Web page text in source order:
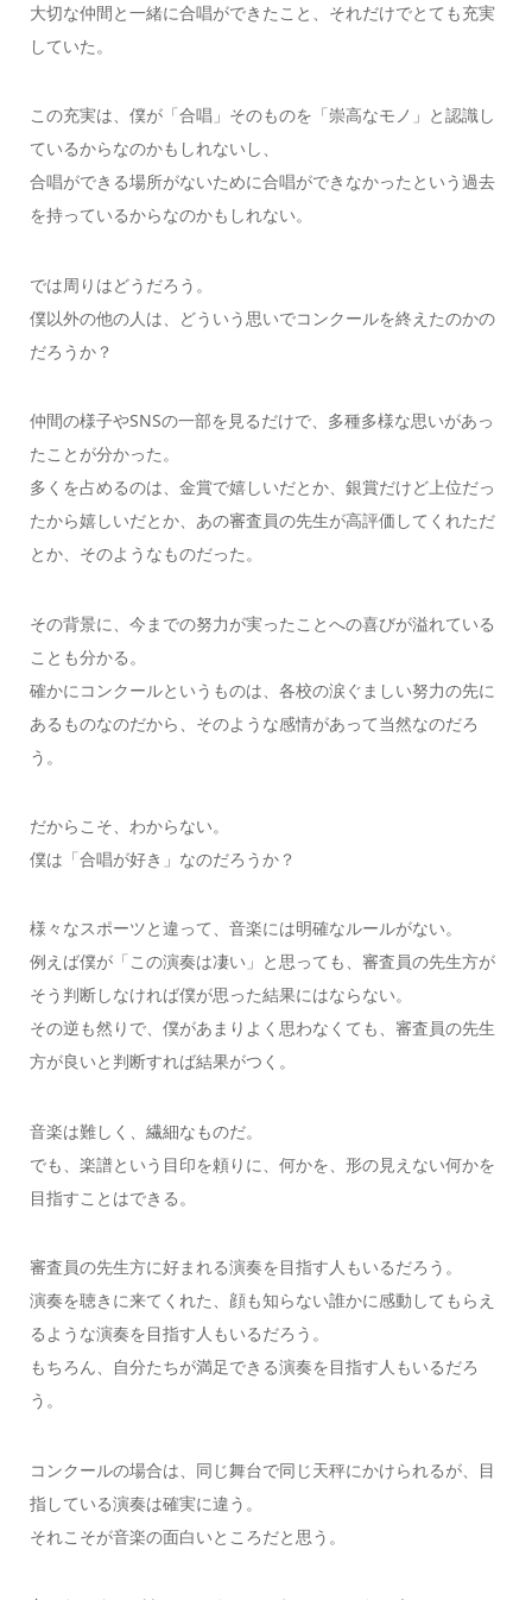
大切な仲間と一緒に合唱ができたこと、それだけでとても充実
していた。
この充実は、僕が「合唱」そのものを「崇高なモノ」と認識し
ているからなのかもしれないし、
合唱ができる場所がないために合唱ができなかったという過去
を持っているからなのかもしれない。
では周りはどうだろう。
僕以外の他の人は、どういう思いでコンクールを終えたのかの
だろうか？
仲間の様子やSNSの一部を見るだけで、多種多様な思いがあっ
たことが分かった。
多くを占めるのは、金賞で嬉しいだとか、銀賞だけど上位だっ
たから嬉しいだとか、あの審査員の先生が高評価してくれただ
とか、そのようなものだった。
その背景に、今までの努力が実ったことへの喜びが溢れている
ことも分かる。
確かにコンクールというものは、各校の涙ぐましい努力の先に
あるものなのだから、そのような感情があって当然なのだろ
う。
だからこそ、わからない。
僕は「合唱が好き」なのだろうか？
様々なスポーツと違って、音楽には明確なルールがない。
例えば僕が「この演奏は凄い」と思っても、審査員の先生方が
そう判断しなければ僕が思った結果にはならない。
その逆も然りで、僕があまりよく思わなくても、審査員の先生
方が良いと判断すれば結果がつく。
音楽は難しく、繊細なものだ。
でも、楽譜という目印を頼りに、何かを、形の見えない何かを
目指すことはできる。
審査員の先生方に好まれる演奏を目指す人もいるだろう。
演奏を聴きに来てくれた、顔も知らない誰かに感動してもらえ
るような演奏を目指す人もいるだろう。
もちろん、自分たちが満足できる演奏を目指す人もいるだろ
う。
コンクールの場合は、同じ舞台で同じ天秤にかけられるが、目
指している演奏は確実に違う。
それこそが音楽の面白いところだと思う。